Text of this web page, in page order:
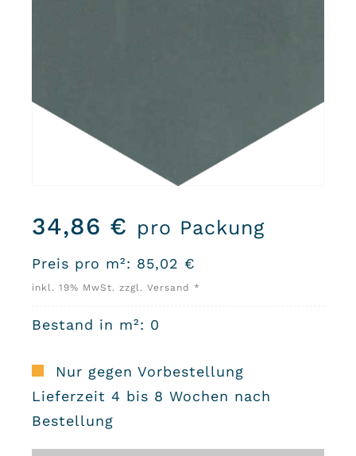
34,86 € pro Packung
Preis pro m²: 85,02 €
inkl. 19% MwSt. zzgl. Versand *
Bestand in m²: 0
Nur gegen Vorbestellung
Lieferzeit 4 bis 8 Wochen nach
Bestellung